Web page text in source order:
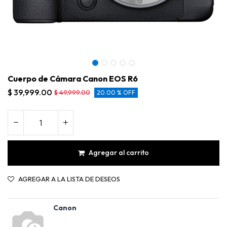
Cuerpo de Cámara Canon EOS R6
$ 39,999.00 $49,999.00 20.00 % OFF
Agregar al carrito
AGREGAR A LA LISTA DE DESEOS
Canon